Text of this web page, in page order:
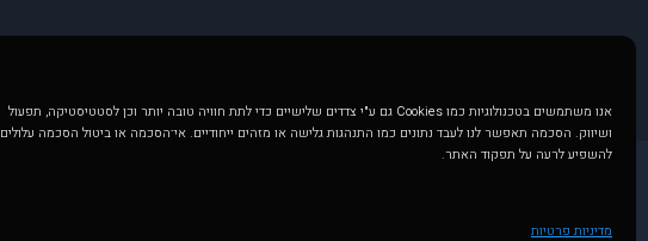
אנו משתמשים בטכנולוגיות כמו Cookies גם ע"י צדדים שלישיים כדי לתת חוויה טובה יותר וכן לסטטיסטיקה, תפעול
ושיווק. הסכמה תאפשר לנו לעבד נתונים כמו התנהגות גלישה או מזהים ייחודיים. אי־הסכמה או ביטול הסכמה עלולים
להשפיע לרעה על תפקוד האתר.
מדיניות פרטיות